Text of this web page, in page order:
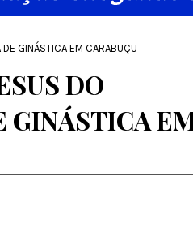
GINÁSTICA EM CARABUÇU
DO
GINÁSTICA